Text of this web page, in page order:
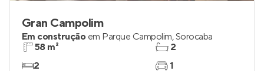
Gran Campolim
Em construção em Parque Campolim,Sorocaba
58 m²
2
2
1